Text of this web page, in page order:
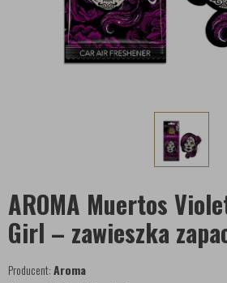
AROMA Muertos
Girl – zawieszka
Producent:Aroma